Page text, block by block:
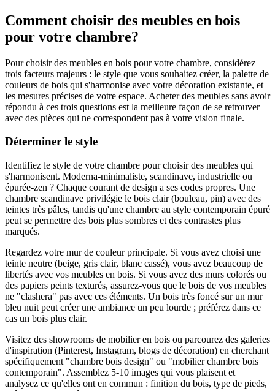
Comment choisir des meubles en bois
pour votre chambre?
Pour choisir des meubles en bois pour votre chambre, considérez
trois facteurs majeurs : le style que vous souhaitez créer, la palette de
couleurs de bois qui s'harmonise avec votre décoration existante, et
les mesures précises de votre espace. Acheter des meubles sans avoir
répondu à ces trois questions est la meilleure façon de se retrouver
avec des pièces qui ne correspondent pas à votre vision finale.
Déterminer le style
Identifiez le style de votre chambre pour choisir des meubles qui
s'harmonisent. Moderna-minimaliste, scandinave, industrielle ou
épurée-zen ? Chaque courant de design a ses codes propres. Une
chambre scandinave privilégie le bois clair (bouleau, pin) avec des
teintes très pâles, tandis qu'une chambre au style contemporain épuré
peut se permettre des bois plus sombres et des contrastes plus
marqués.
Regardez votre mur de couleur principale. Si vous avez choisi une
teinte neutre (beige, gris clair, blanc cassé), vous avez beaucoup de
libertés avec vos meubles en bois. Si vous avez des murs colorés ou
des papiers peints texturés, assurez-vous que le bois de vos meubles
ne "clashera" pas avec ces éléments. Un bois très foncé sur un mur
bleu nuit peut créer une ambiance un peu lourde ; préférez dans ce
cas un bois plus clair.
Visitez des showrooms de mobilier en bois ou parcourez des galeries
d'inspiration (Pinterest, Instagram, blogs de décoration) en cherchant
spécifiquement "chambre bois design" ou "mobilier chambre bois
contemporain". Assemblez 5-10 images qui vous plaisent et
analysez ce qu'elles ont en commun : finition du bois, type de pieds,